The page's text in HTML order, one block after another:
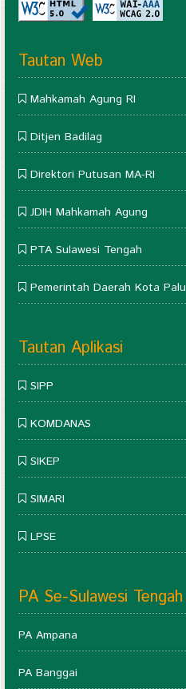
Tautan Web
Mahkamah Agung RI
Ditjen Badilag
Direktori Putusan MA-RI
JDIH Mahkamah Agung
PTA Sulawesi Tengah
Pemerintah Daerah Kota Palu
Tautan Aplikasi
SIPP
KOMDANAS
SIKEP
SIMARI
LPSE
PA Se-Sulawesi Tengah
PA Ampana
PA Banggai